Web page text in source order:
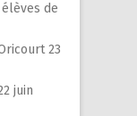
de
23
juin